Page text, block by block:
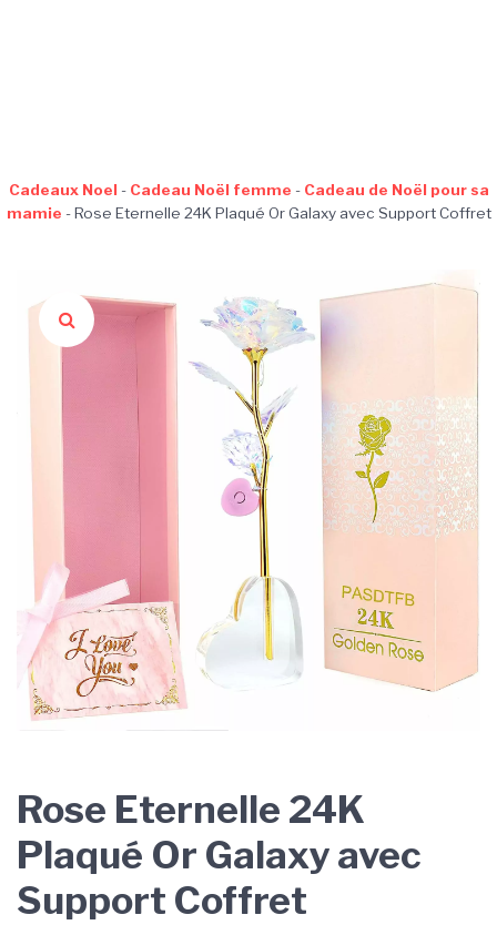
Cadeaux Noel - Cadeau Noël femme - Cadeau de Noël pour sa
mamie -Rose Eternelle 24K Plaqué Or Galaxy avec Support Coffret
Rose Eternelle 24K
Plaqué Or Galaxy avec
Support Coffret